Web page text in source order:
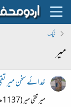
ٹیگ
میر
خدائے سخن میر